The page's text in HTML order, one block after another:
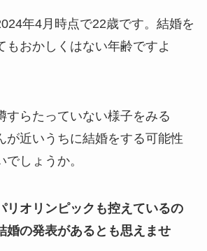
年4月時点で22歳です。 結婚を
もおかしくはない年齢ですよ
すらたっていない様子をみる
が近いうちに結婚をする可能性
しょうか。
リオリンピックも控えているの
婚の発表があるとも思えませ